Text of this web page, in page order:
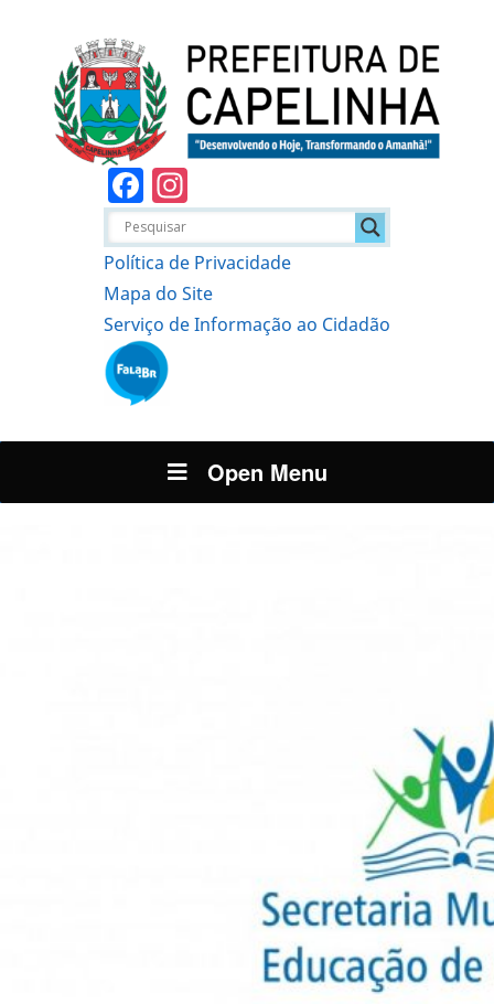
Facebook
Política de Privacidade
Mapa do Site
Serviço de Informação ao Cidadão
Open Menu